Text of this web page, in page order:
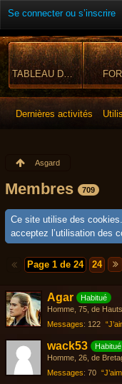
Se connecter ou s’inscrire
TABLEAU DE BORD
Dernières activités
Asgard
Membres 709
Ce site utilise des
acceptez l’utilisation des
Page 1 de 24 24
Agar
Habitué
Homme 75 de
Messages
122
wack53
Habitué
Homme 26 de
Messages 70